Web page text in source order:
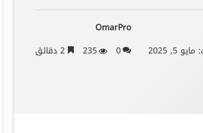
OmarPro
5, 2025
0
235 2 دقائق